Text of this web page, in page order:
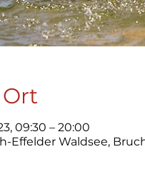
09:30 – 20:00
Effelder Waldsee,